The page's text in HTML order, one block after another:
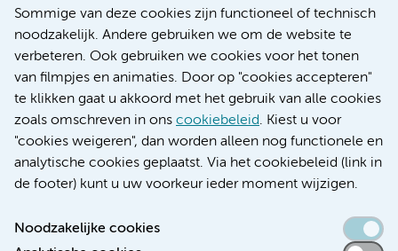
Sommige van deze cookies zijn functioneel of technisch
noodzakelijk. Andere gebruiken we om de website te
verbeteren. Ook gebruiken we cookies voor het tonen
van filmpjes en animaties. Door op "cookies accepteren"
te klikken gaat u akkoord met het gebruik van alle cookies
zoals omschreven in ons cookiebeleid. Kiest u voor
"cookies weigeren", dan worden alleen nog functionele en
analytische cookies geplaatst. Via het cookiebeleid (link in
de footer) kunt u uw voorkeur ieder moment wijzigen.
Noodzakelijke cookies
Nieuws
Research
Educatie locatie AMC
Educatie locatie VUmc
Verwijzen & diagnostiek